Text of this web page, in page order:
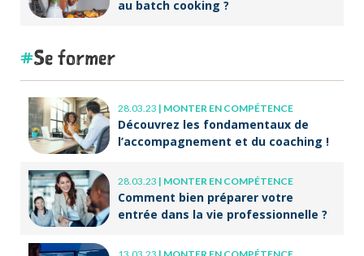
au batch cooking ?
Se former
28.03.23 | MONTER EN COMPÉTENCE
Découvrez les fondamentaux de
l’accompagnement et du coaching !
28.03.23 | MONTER EN COMPÉTENCE
Comment bien préparer votre
entrée dans la vie professionnelle ?